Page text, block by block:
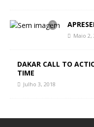
Maio 2,
DAKAR CALL TO
TIME
Julho 3, 2018